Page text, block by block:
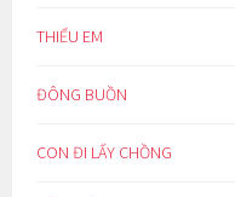
THIẾU EM
ĐÔNG BUỒN
CON ĐI LẤY CHỒNG